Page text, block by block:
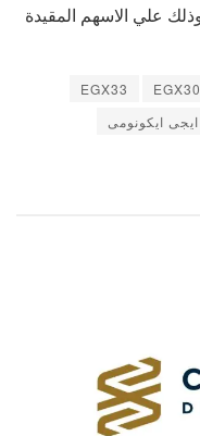
جنيه ن وذلك علي الاسهم المقيدة
EGX33
ايجى ايكونومى